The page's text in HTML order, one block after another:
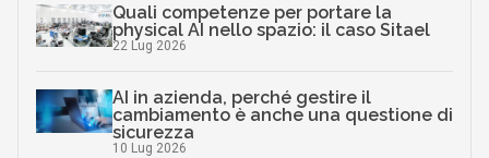
Quali competenze per portare la
physical AI nello spazio: il caso Sitael
22 Lug 2026
AI in azienda, perché gestire il
cambiamento è anche una questione di
sicurezza
10 Lug 2026